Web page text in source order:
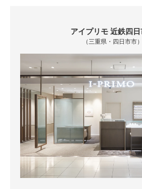
アイプリモ 近鉄四日
（三重県・四日市市）